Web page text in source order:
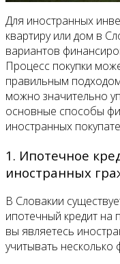
Для иностранных
квартиру или дом в
вариантов
Процесс покупки
правильным
можно значительно
основные способы
иностранных
1. Ипотечное
иностранных
В Словакии
ипотечный кредит на
вы являетесь
учитывать несколько